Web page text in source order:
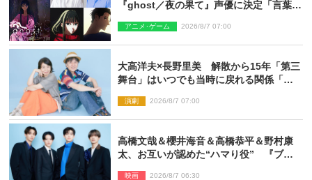
『ghost／夜の果て』声優に決定「言葉に
た」
アニメ･ゲーム 2026/8/7 07:00
大高洋夫×長野里美 解散から15年「第三
舞台」はいつでも当時に戻れる関係「や
演劇 2026/8/7 07:00
高橋文哉＆櫻井海音＆高橋恭平＆野村康
太、お互いが認めた“ハマり役” 『ブル
映画 2026/8/7 06:30